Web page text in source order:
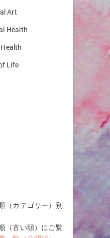
Art
Health
Life
（カテゴリー）別
（古い順）にご覧